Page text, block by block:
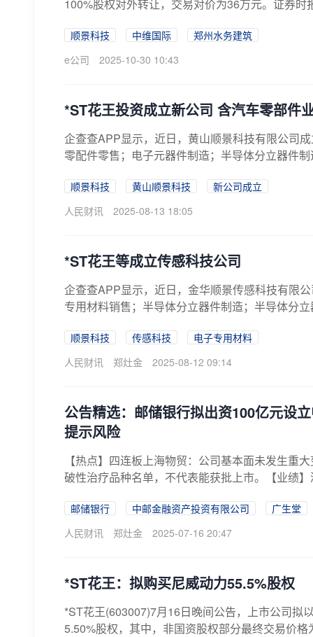
100%股权对外转让，交易对价为36万元。证券时
顺景科技 中维国际
郑州水务建筑
e公司
2025-10-30 10:43
*ST花王投资成立新公司 含汽车零部件
企查查APP显示，近日，黄山顺景科技有限公司
零配件零售；电子元器件制造；半导体分立器件
顺景科技 黄山顺景科技
新公司成立
人民财讯
2025-08-13 18:05
*ST花王等成立传感科技公司
企查查APP显示，近日，金华顺景传感科技有限
专用材料销售；半导体分立器件制造；半导体分
顺景科技 传感科技
电子专用材料
人民财讯
郑灶金 2025-08-12 09:14
公告精选：邮储银行拟出资100亿元设
提示风险
【热点】四连板上海物贸：公司基本面未发生重
破性治疗品种名单，不代表能获批上市。【业绩
邮储银行 中邮金融资产投资有限公司
广生堂
人民财讯
郑灶金 2025-07-16 20:47
*ST花王：拟购买尼威动力55.5%股权
*ST花王(603007)7月16日晚间公告，上市公司拟
5.50%股权，其中，非国资股权部分最终交易价